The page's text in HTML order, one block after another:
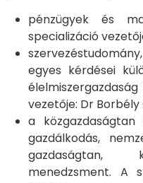
pénzügyek és
specializáció
egyes kérdései
vezetője: Dr Borbély
a
gazdálkodás,
gazdaságtan,
menedzsment. A